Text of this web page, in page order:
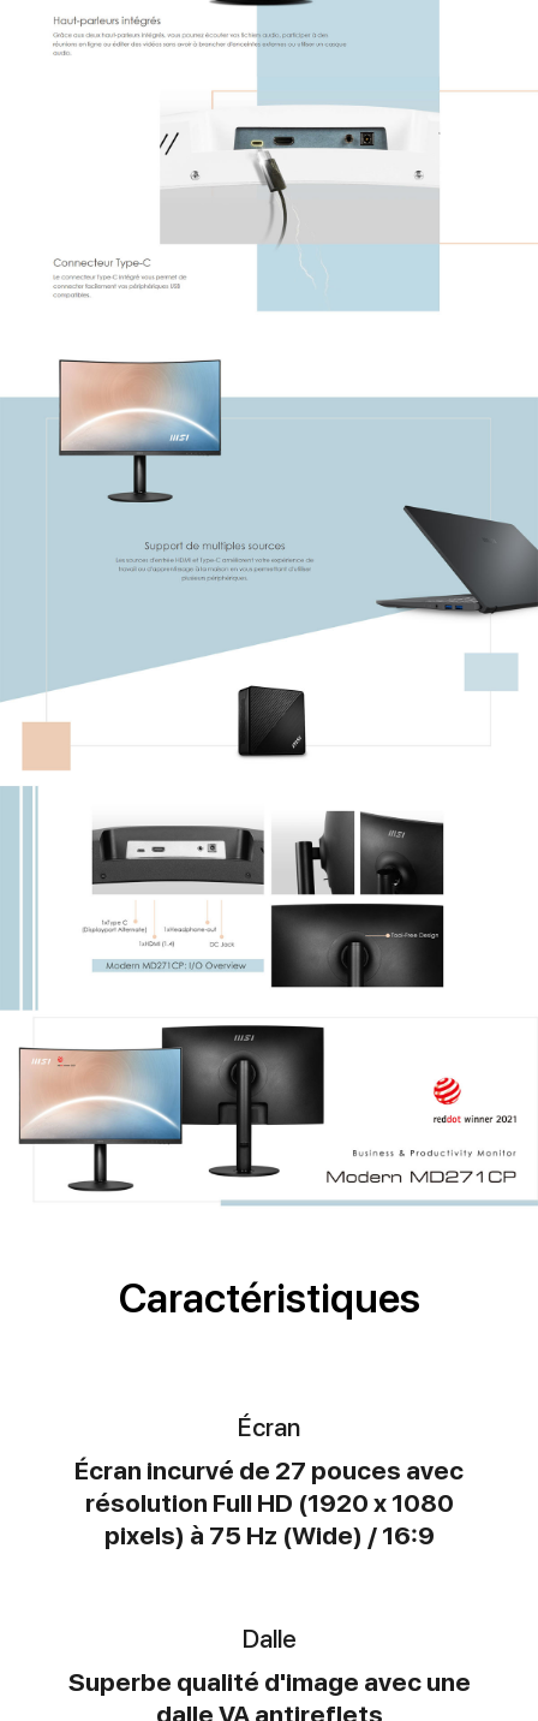
Caractéristiques
Écran
Écran incurvé de 27 pouces avec
résolution Full HD (1920 x 1080
pixels) à 75 Hz (Wide) / 16:9
Dalle
Superbe qualité d'image avec une
dalle VA antireflets